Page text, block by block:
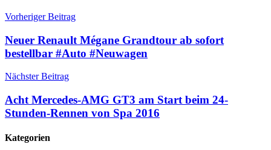
Vorheriger Beitrag
Neuer Renault Mégane Grandtour ab sofort
bestellbar #Auto #Neuwagen
Nächster Beitrag
Acht Mercedes-AMG GT3 am Start beim 24-
Stunden-Rennen von Spa 2016
Kategorien